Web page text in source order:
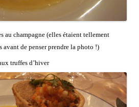
au champagne (elles étaient tellement
avant de penser prendre la photo !)
truffes d’hiver